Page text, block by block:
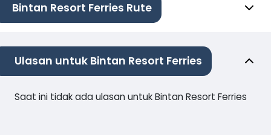
Bintan Resort Ferries Rute
Ulasan untuk Bintan Resort Ferries
Saat ini tidak ada ulasan untuk Bintan Resort Ferries